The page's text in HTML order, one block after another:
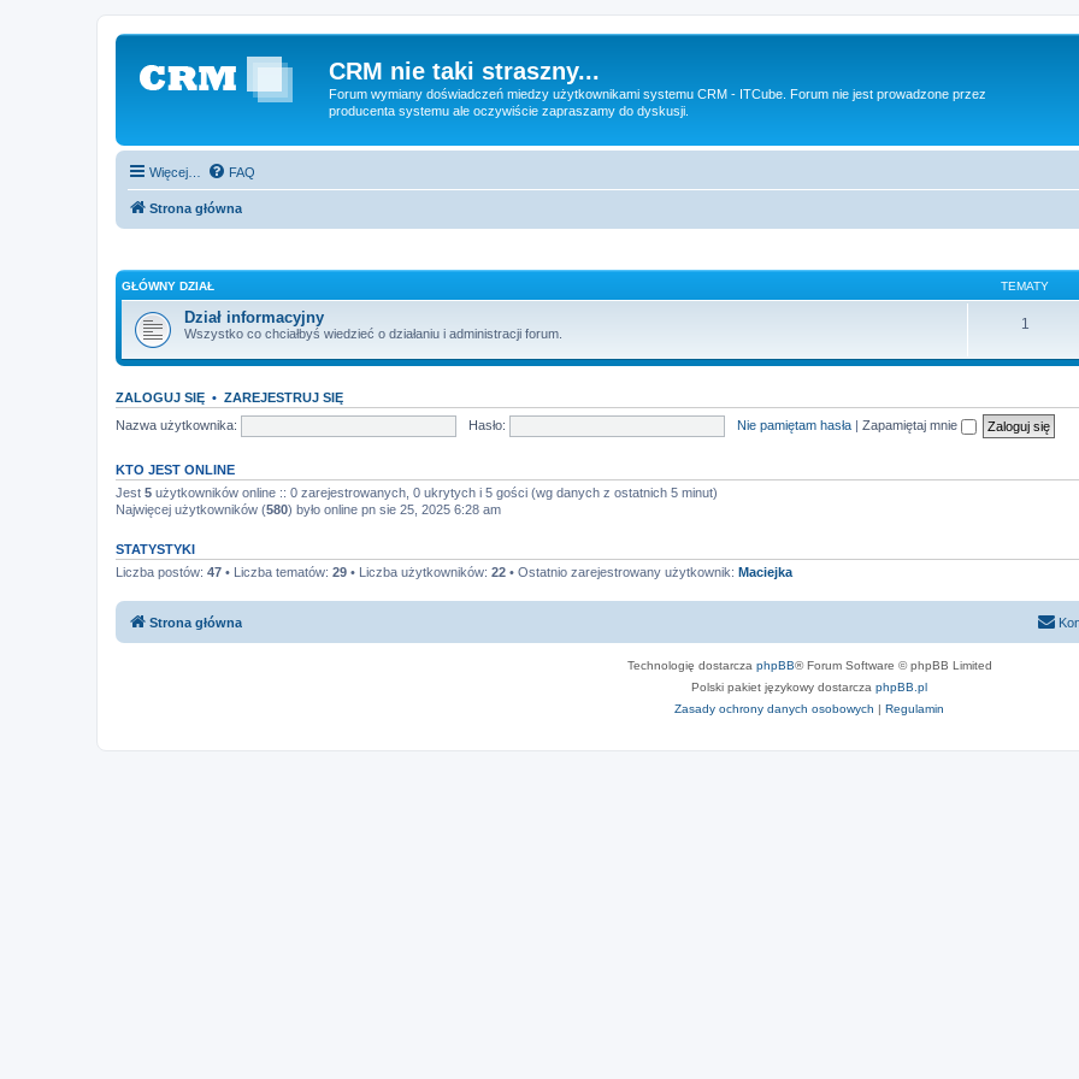
CRM nie taki straszny...
Forum wymiany doświadczeń miedzy użytkownikami systemu CRM - ITCube. Forum nie jest prowadzone przez
producenta systemu ale oczywiście zapraszamy do dyskusji.
Więcej… FAQ
Strona główna
GŁÓWNY DZIAŁ TEMATY
Dział informacyjny
Wszystko co chciałbyś wiedzieć o działaniu i administracji forum.
1
ZALOGUJ SIĘ • ZAREJESTRUJ SIĘ
Nazwa użytkownika:
Hasło: Nie pamiętam hasła | Zapamiętaj mnie
KTO JEST ONLINE
Jest 5 użytkowników online :: 0 zarejestrowanych, 0 ukrytych i 5 gości (wg danych z ostatnich 5 minut)
Najwięcej użytkowników (580) było online pn sie 25, 2025 6:28 am
STATYSTYKI
Liczba postów: 47 • Liczba tematów: 29 • Liczba użytkowników: 22 • Ostatnio zarejestrowany użytkownik: Maciejka
Strona główna
Technologię dostarcza phpBB® Forum Software © phpBB Limited
Polski pakiet językowy dostarcza phpBB.pl
Zasady ochrony danych osobowych | Regulamin